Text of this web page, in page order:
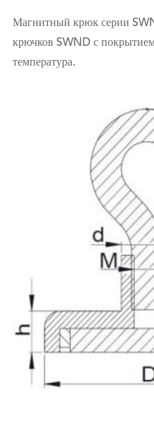
Магнитный крюк серии
крючков SWND с
температура.